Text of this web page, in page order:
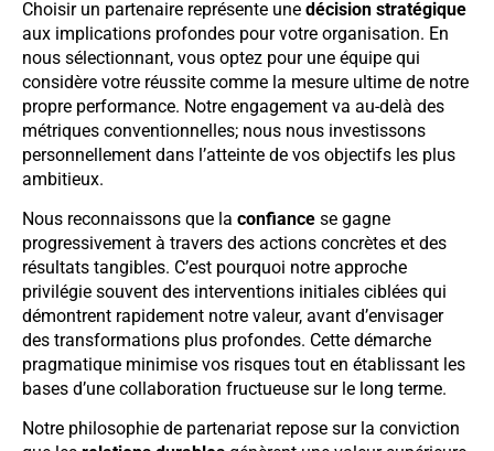
Choisir un partenaire représente une décision stratégique
aux implications profondes pour votre organisation. En
nous sélectionnant, vous optez pour une équipe qui
considère votre réussite comme la mesure ultime de notre
propre performance. Notre engagement va au-delà des
métriques conventionnelles; nous nous investissons
personnellement dans l’atteinte de vos objectifs les plus
ambitieux.
Nous reconnaissons que la confiance se gagne
progressivement à travers des actions concrètes et des
résultats tangibles. C’est pourquoi notre approche
privilégie souvent des interventions initiales ciblées qui
démontrent rapidement notre valeur, avant d’envisager
des transformations plus profondes. Cette démarche
pragmatique minimise vos risques tout en établissant les
bases d’une collaboration fructueuse sur le long terme.
Notre philosophie de partenariat repose sur la conviction